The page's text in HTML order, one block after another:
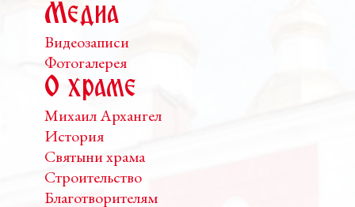
Медиа
Видеозаписи
Фотогалерея
О храме
Михаил Архангел
История
Святыни храма
Строительство
Благотворителям